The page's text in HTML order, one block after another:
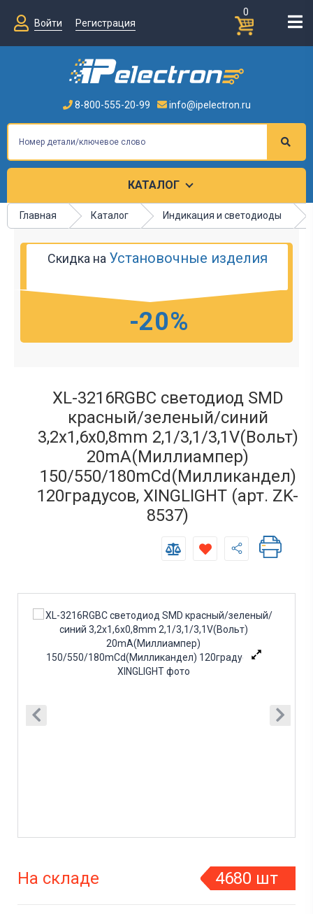
0
Войти
Регистрация
8-800-555-20-99 info@ipelectron.ru
КАТАЛОГ
Главная Каталог Индикация и светодиоды
Скидка на Установочные изделия
-20%
XL-3216RGBC светодиод SMD
красный/зеленый/синий
3,2х1,6х0,8mm 2,1/3,1/3,1V(Вольт)
20mA(Миллиампер)
150/550/180mCd(Милликандел)
120градусов, XINGLIGHT (арт. ZK-
8537)
На складе 4680 шт